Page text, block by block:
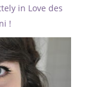
in Love des
!